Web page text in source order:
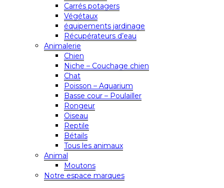
Carrés potagers
Végétaux
équipements jardinage
Récupérateurs d’eau
Animalerie
Chien
Niche – Couchage chien
Chat
Poisson – Aquarium
Basse cour – Poulailler
Rongeur
Oiseau
Reptile
Bétails
Tous les animaux
Animal
Moutons
Notre espace marques